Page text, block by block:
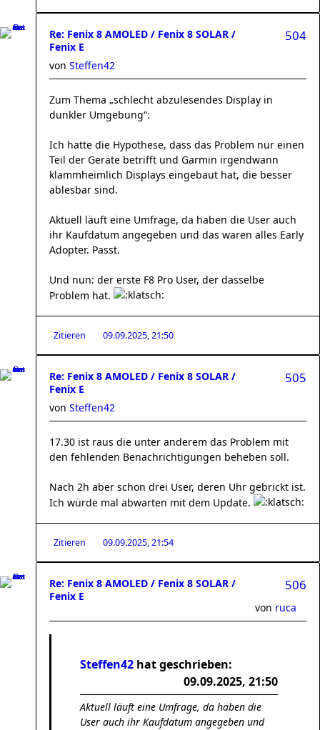
Re: Fenix 8 AMOLED / Fenix 8 SOLAR /
Fenix E
504
von Steffen42
Zum Thema „schlecht abzulesendes Display in
dunkler Umgebung“:
Ich hatte die Hypothese, dass das Problem nur einen
Teil der Geräte betrifft und Garmin irgendwann
klammheimlich Displays eingebaut hat, die besser
ablesbar sind.
Aktuell läuft eine Umfrage, da haben die User auch
ihr Kaufdatum angegeben und das waren alles Early
Adopter. Passt.
Und nun: der erste F8 Pro User, der dasselbe
Problem hat.
Zitieren 09.09.2025, 21:50
Re: Fenix 8 AMOLED / Fenix 8 SOLAR /
Fenix E
505
von Steffen42
17.30 ist raus die unter anderem das Problem mit
den fehlenden Benachrichtigungen beheben soll.
Nach 2h aber schon drei User, deren Uhr gebrickt ist.
Ich würde mal abwarten mit dem Update.
Zitieren 09.09.2025, 21:54
Re: Fenix 8 AMOLED / Fenix 8 SOLAR /
Fenix E
506
von ruca
Steffen42 hat geschrieben:
09.09.2025, 21:50
Aktuell läuft eine Umfrage, da haben die
User auch ihr Kaufdatum angegeben und